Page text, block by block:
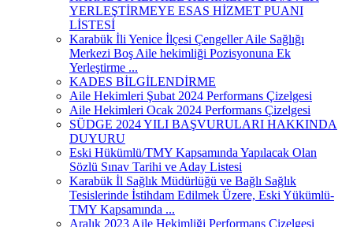
YERLEŞTİRMEYE ESAS HİZMET PUANI
LİSTESİ
Karabük İli Yenice İlçesi Çengeller Aile Sağlığı
Merkezi Boş Aile hekimliği Pozisyonuna Ek
Yerleştirme ...
KADES BİLGİLENDİRME
Aile Hekimleri Şubat 2024 Performans Çizelgesi
Aile Hekimleri Ocak 2024 Performans Çizelgesi
SÜDGE 2024 YILI BAŞVURULARI HAKKINDA
DUYURU
Eski Hükümlü/TMY Kapsamında Yapılacak Olan
Sözlü Sınav Tarihi ve Aday Listesi
Karabük İl Sağlık Müdürlüğü ve Bağlı Sağlık
Tesislerinde İstihdam Edilmek Üzere, Eski Yükümlü-
TMY Kapsamında ...
Aralık 2023 Aile Hekimliği Performans Çizelgesi